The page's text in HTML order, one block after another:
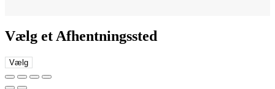
Vælg et Afhentningssted
Vælg